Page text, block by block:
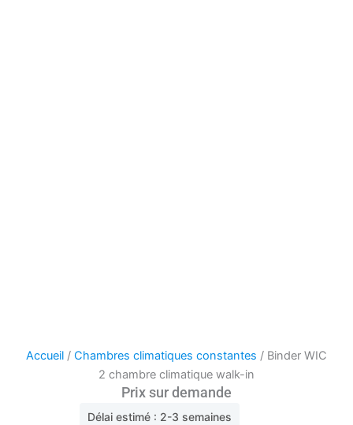
Accueil / Chambres climatiques constantes / Binder WIC
2 chambre climatique walk-in
Prix sur demande
Délai estimé : 2-3 semaines